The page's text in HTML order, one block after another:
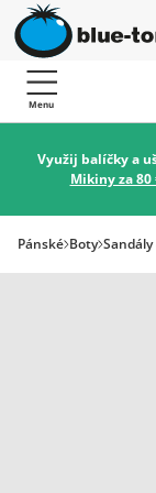
Menu
Využij balíčky a
Mikiny za 80
Pánské Boty